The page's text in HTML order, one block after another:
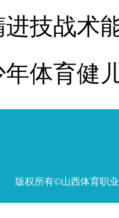
技战术
体育健
版权所有©山西体育职